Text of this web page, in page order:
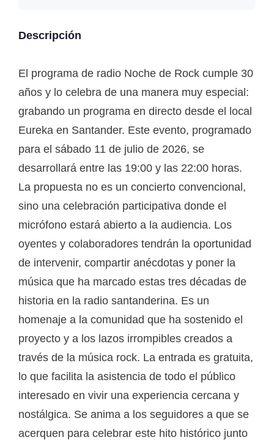
Descripción
El programa de radio Noche de Rock cumple 30
años y lo celebra de una manera muy especial:
grabando un programa en directo desde el local
Eureka en Santander. Este evento, programado
para el sábado 11 de julio de 2026, se
desarrollará entre las 19:00 y las 22:00 horas.
La propuesta no es un concierto convencional,
sino una celebración participativa donde el
micrófono estará abierto a la audiencia. Los
oyentes y colaboradores tendrán la oportunidad
de intervenir, compartir anécdotas y poner la
música que ha marcado estas tres décadas de
historia en la radio santanderina. Es un
homenaje a la comunidad que ha sostenido el
proyecto y a los lazos irrompibles creados a
través de la música rock. La entrada es gratuita,
lo que facilita la asistencia de todo el público
interesado en vivir una experiencia cercana y
nostálgica. Se anima a los seguidores a que se
acerquen para celebrar este hito histórico junto